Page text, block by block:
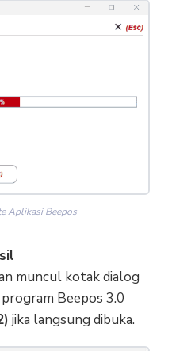
Aplikasi Beepos
muncul kotak dialog
Beepos 3.0
jika langsung dibuka.